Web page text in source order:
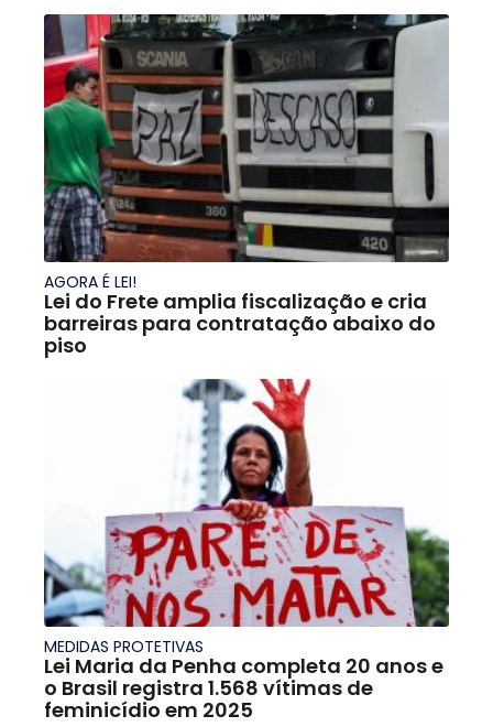
AGORA É LEI!
Lei do Frete amplia fiscalização e cria
barreiras para contratação abaixo do
piso
MEDIDAS PROTETIVAS
Lei Maria da Penha completa 20 anos e
o Brasil registra 1.568 vítimas de
feminicídio em 2025